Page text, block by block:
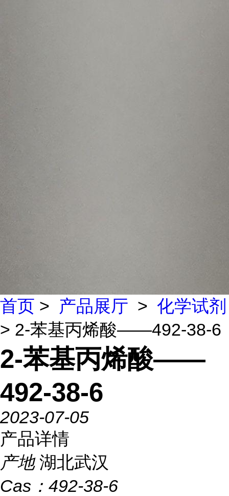
首页 > 产品展厅 > 化学试剂
> 2-苯基丙烯酸——492-38-6
2-苯基丙烯酸——
492-38-6
2023-07-05
产品详情
产地 湖北武汉
Cas： 492-38-6